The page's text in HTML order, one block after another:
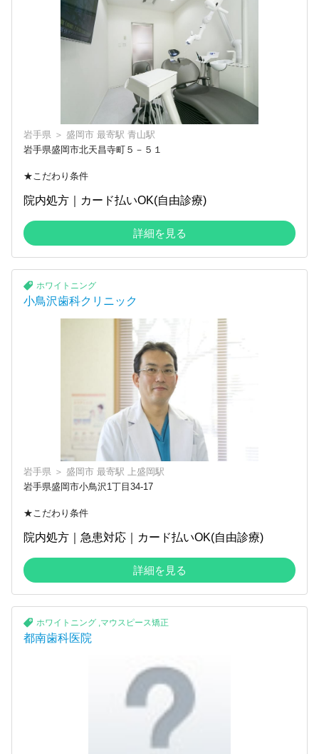
岩手県 ＞ 盛岡市 最寄駅 青山駅
岩手県盛岡市北天昌寺町５－５１
★こだわり条件
院内処方｜カード払いOK(自由診療)
詳細を見る
ホワイトニング
小鳥沢歯科クリニック
岩手県 ＞ 盛岡市 最寄駅
上盛岡駅
岩手県盛岡市小鳥沢1丁目34-17
★こだわり条件
院内処方｜急患対応｜カード払いOK(自由診療)
詳細を見る
ホワイトニング ,マウスピース矯正
都南歯科医院